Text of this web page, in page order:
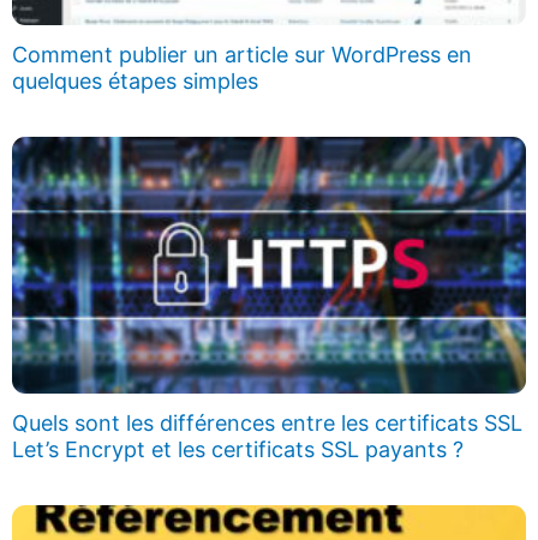
Comment publier un article sur WordPress en
quelques étapes simples
Quels sont les différences entre les certificats SSL
Let’s Encrypt et les certificats SSL payants ?